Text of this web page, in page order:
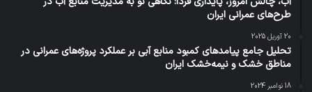
طرح‌های عمرانی ایران
20 آوریل 2025
تحلیل جامع پیامدهای کمبود منابع آبی بر عملکرد پروژه‌های عمرانی در
مناطق خشک و نیمه‌خشک ایران
18 نوامبر 2024